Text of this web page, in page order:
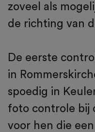
zoveel als
de richting van
De eerste
in
spoedig in
foto controle bij
voor hen die